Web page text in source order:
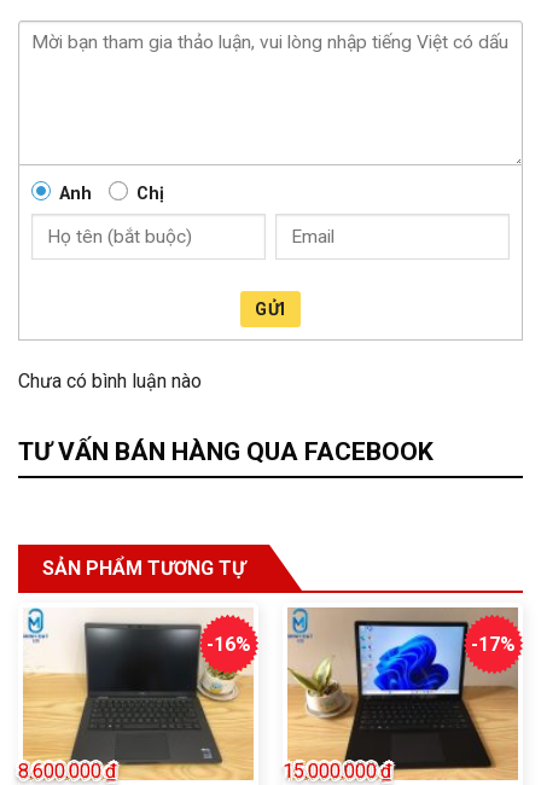
Anh Chị
GỬI
Chưa có bình luận nào
TƯ VẤN BÁN HÀNG QUA FACEBOOK
SẢN PHẨM TƯƠNG TỰ
-16%
8.600.000₫
-17%
15.000.000₫